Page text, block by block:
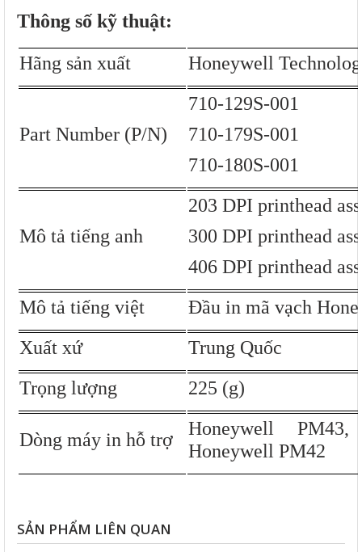
Thông số kỹ thuật:
Hãng sản xuất Honeywell
Part Number (P/N)
710-129S-001
710-179S-001
710-180S-001
Mô tả tiếng anh
203 DPI printhead
300 DPI printhead
406 DPI printhead
Mô tả tiếng việt
Đầu in mã vạch
Xuất xứ
Trung Quốc
Trọng lượng
225 (g)
Dòng máy in hỗ trợ
Honeywell
Honeywell PM42
SẢN PHẨM LIÊN QUAN